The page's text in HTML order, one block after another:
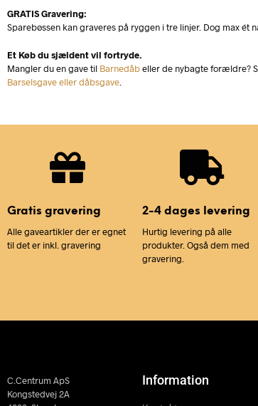
GRATIS Gravering:
Sparebøssen kan graveres på ryggen i tre linjer. Dog max ét
Et Køb du sjældent vil fortryde.
Mangler du en gave til Barnedåbeller de nybagte forældre?
Barselsgave eller dåbsgave
Gratis gravering
Alle gaveartikler der er egnet
til det er inkl. gravering
2-4 dages levering
Hurtig levering på alle
produkter. Også dem med
gravering.
C.Centrum ApS
Kongstedvej 2A
Information